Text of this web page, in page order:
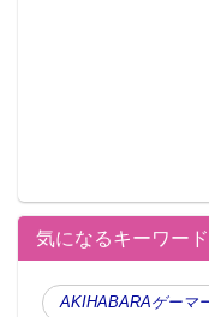
気になるキーワード
AKIHABARAゲーマ